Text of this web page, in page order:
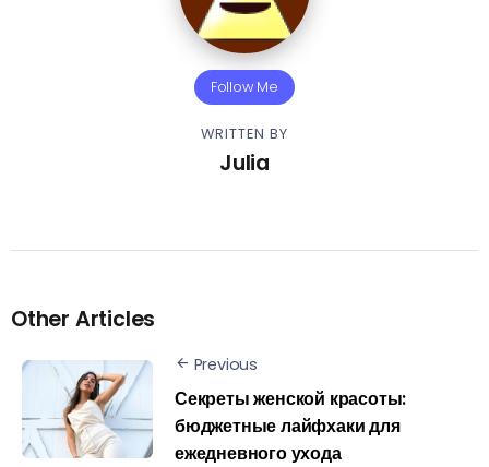
Follow Me
WRITTEN BY
Julia
Other Articles
Previous
Секреты женской красоты:
бюджетные лайфхаки для
ежедневного ухода